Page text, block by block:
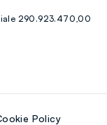
290.923.470,00
Policy